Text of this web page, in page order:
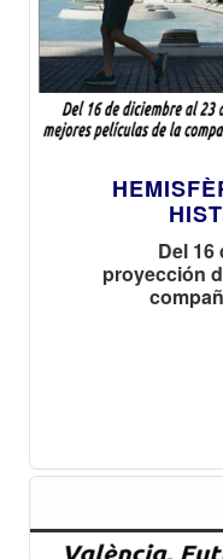
Del 16
proyección